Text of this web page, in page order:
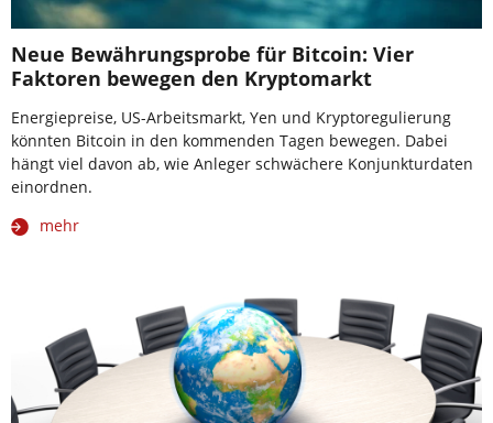
Neue Bewährungsprobe für Bitcoin: Vier
Faktoren bewegen den Kryptomarkt
Energiepreise, US-Arbeitsmarkt, Yen und Kryptoregulierung
könnten Bitcoin in den kommenden Tagen bewegen. Dabei
hängt viel davon ab, wie Anleger schwächere Konjunkturdaten
einordnen.
mehr